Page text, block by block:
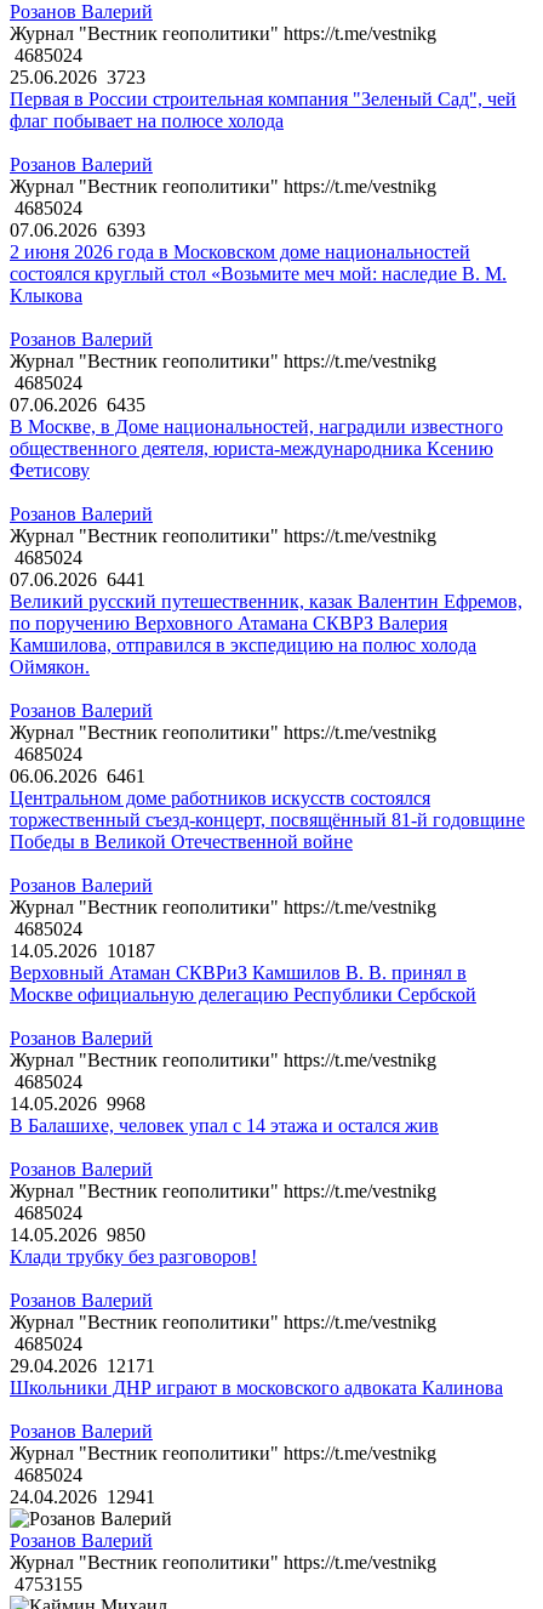
Розанов Валерий
Журнал "Вестник геополитики" https://t.me/vestnikg
4685024
25.06.2026 3723
Первая в России строительная компания "Зеленый Сад", чей
флаг побывает на полюсе холода
Розанов Валерий
Журнал "Вестник геополитики" https://t.me/vestnikg
4685024
07.06.2026 6393
2 июня 2026 года в Московском доме национальностей
состоялся круглый стол «Возьмите меч мой: наследие В. М.
Клыкова
Розанов Валерий
Журнал "Вестник геополитики" https://t.me/vestnikg
4685024
07.06.2026 6435
В Москве, в Доме национальностей, наградили известного
общественного деятеля, юриста-международника Ксению
Фетисову
Розанов Валерий
Журнал "Вестник геополитики" https://t.me/vestnikg
4685024
07.06.2026 6441
Великий русский путешественник, казак Валентин Ефремов,
по поручению Верховного Атамана СКВРЗ Валерия
Камшилова, отправился в экспедицию на полюс холода
Оймякон.
Розанов Валерий
Журнал "Вестник геополитики" https://t.me/vestnikg
4685024
06.06.2026 6461
Центральном доме работников искусств состоялся
торжественный съезд-концерт, посвящённый 81-й годовщине
Победы в Великой Отечественной войне
Розанов Валерий
Журнал "Вестник геополитики" https://t.me/vestnikg
4685024
14.05.2026 10187
Верховный Атаман СКВРиЗ Камшилов В. В. принял в
Москве официальную делегацию Республики Сербской
Розанов Валерий
Журнал "Вестник геополитики" https://t.me/vestnikg
4685024
14.05.2026 9968
В Балашихе, человек упал с 14 этажа и остался жив
Розанов Валерий
Журнал "Вестник геополитики" https://t.me/vestnikg
4685024
14.05.2026 9850
Клади трубку без разговоров!
Розанов Валерий
Журнал "Вестник геополитики" https://t.me/vestnikg
4685024
29.04.2026 12171
Школьники ДНР играют в московского адвоката Калинова
Розанов Валерий
Журнал "Вестник геополитики" https://t.me/vestnikg
4685024
24.04.2026 12941
Розанов Валерий
Журнал "Вестник геополитики" https://t.me/vestnikg
4753155